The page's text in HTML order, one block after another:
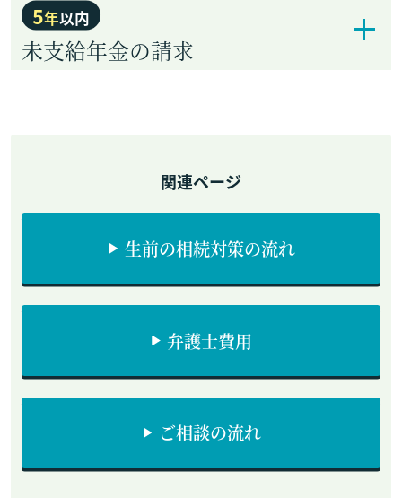
5年以内
未支給年金の請求
関連ページ
生前の相続対策の流れ
弁護士費用
ご相談の流れ